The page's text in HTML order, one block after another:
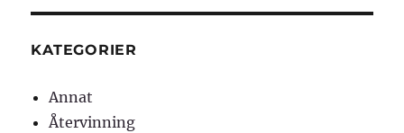
KATEGORIER
Annat
Återvinning